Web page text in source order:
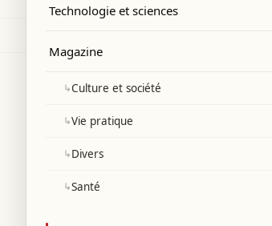
Technologie et sciences
Magazine
↳Culture et société
↳Vie pratique
↳Divers
↳Santé